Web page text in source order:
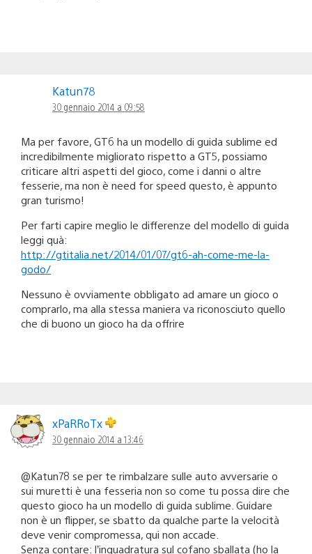
Katun78
30 gennaio 2014 a 09:58
Ma per favore, GT6 ha un modello di guida sublime ed
incredibilmente migliorato rispetto a GT5, possiamo
criticare altri aspetti del gioco, come i danni o altre
fesserie, ma non è need for speed questo, è appunto
gran turismo!
Per farti capire meglio le differenze del modello di guida
leggi quà:
http://gtitalia.net/2014/01/07/gt6-ah-come-me-la-
godo/
Nessuno è ovviamente obbligato ad amare un gioco o
comprarlo, ma alla stessa maniera va riconosciuto quello
che di buono un gioco ha da offrire
xPaRRoTx
30 gennaio 2014 a 13:46
@Katun78 se per te rimbalzare sulle auto avversarie o
sui muretti è una fesseria non so come tu possa dire che
questo gioco ha un modello di guida sublime. Guidare
non è un flipper, se sbatto da qualche parte la velocità
deve venir compromessa, qui non accade.
Senza contare: l’inquadratura sul cofano sballata (ho la